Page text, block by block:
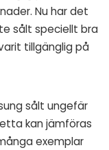
Nu har det
sålt speciellt bra
tillgänglig på
sålt ungefär
kan jämföras
exemplar